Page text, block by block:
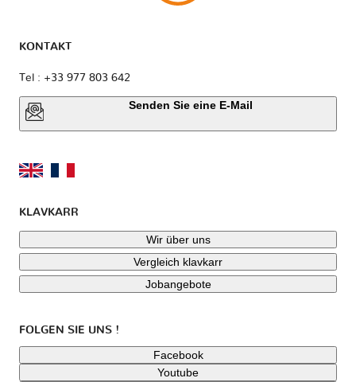
KONTAKT
Tel : +33 977 803 642
Senden Sie eine E-Mail
KLAVKARR
Wir über uns
Vergleich klavkarr
Jobangebote
FOLGEN SIE UNS !
Facebook
Youtube